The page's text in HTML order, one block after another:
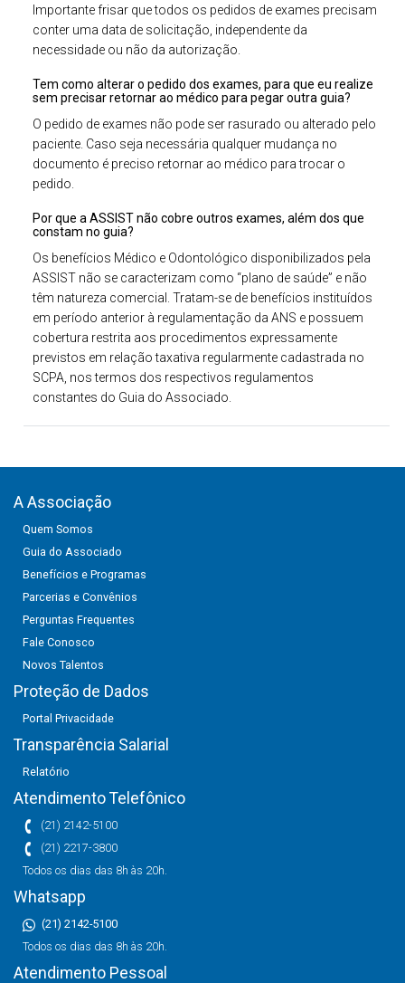
Importante frisar que todos os pedidos de exames precisam
conter uma data de solicitação, independente da
necessidade ou não da autorização.
Tem como alterar o pedido dos exames, para que eu realize
sem precisar retornar ao médico para pegar outra guia?
O pedido de exames não pode ser rasurado ou alterado pelo
paciente. Caso seja necessária qualquer mudança no
documento é preciso retornar ao médico para trocar o
pedido.
Por que a ASSIST não cobre outros exames, além dos que
constam no guia?
Os benefícios Médico e Odontológico disponibilizados pela
ASSIST não se caracterizam como “plano de saúde” e não
têm natureza comercial. Tratam-se de benefícios instituídos
em período anterior à regulamentação da ANS e possuem
cobertura restrita aos procedimentos expressamente
previstos em relação taxativa regularmente cadastrada no
SCPA, nos termos dos respectivos regulamentos
constantes do Guia do Associado.
A Associação
Quem Somos
Guia do Associado
Benefícios e Programas
Parcerias e Convênios
Perguntas Frequentes
Fale Conosco
Novos Talentos
Proteção de Dados
Portal Privacidade
Transparência Salarial
Relatório
Atendimento Telefônico
(21) 2142-5100
(21) 2217-3800
Todos os dias das 8h às 20h.
Whatsapp
(21) 2142-5100
Todos os dias das 8h às 20h.
Atendimento Pessoal